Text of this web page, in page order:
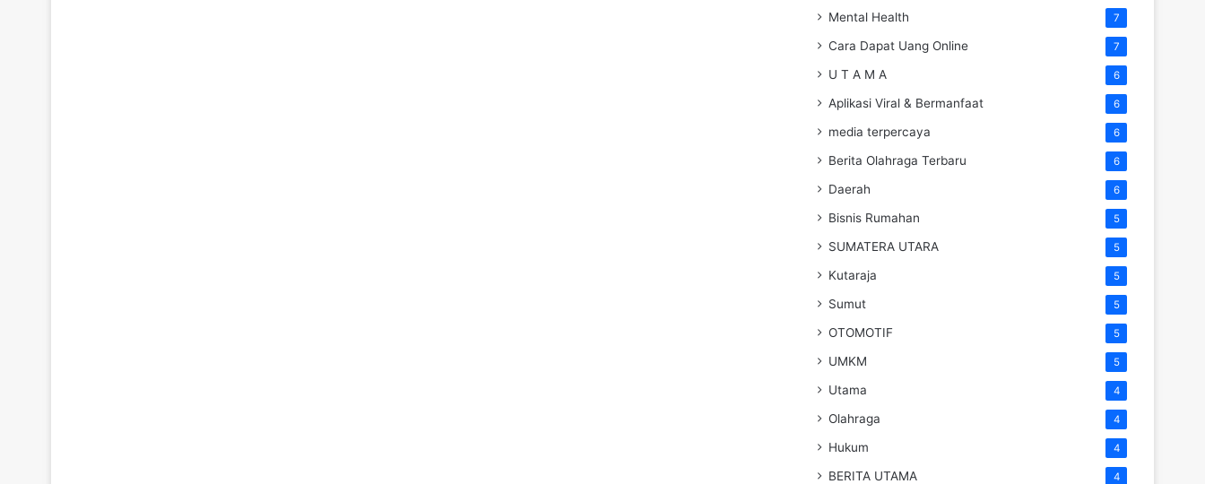
Mental Health 7
Cara Dapat Uang Online 7
U T A M A 6
Aplikasi Viral & Bermanfaat 6
media terpercaya 6
Berita Olahraga Terbaru 6
Daerah 6
Bisnis Rumahan 5
SUMATERA UTARA 5
Kutaraja 5
Sumut 5
OTOMOTIF 5
UMKM 5
Utama 4
Olahraga 4
Hukum 4
BERITA UTAMA 4